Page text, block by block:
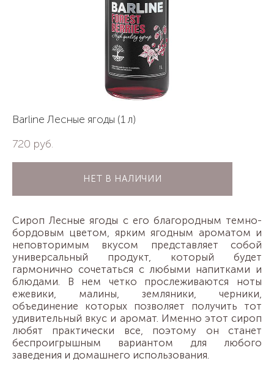
Barline Лесные ягоды (1 л)
720 pуб.
НЕТ В НАЛИЧИИ
Сироп Лесные ягоды с его благородным темно-
бордовым цветом, ярким ягодным ароматом и
неповторимым вкусом представляет собой
универсальный продукт, который будет
гармонично сочетаться с любыми напитками и
блюдами. В нем четко прослеживаются ноты
ежевики, малины, земляники, черники,
объединение которых позволяет получить тот
удивительный вкус и аромат. Именно этот сироп
любят практически все, поэтому он станет
беспроигрышным вариантом для любого
заведения и домашнего использования.